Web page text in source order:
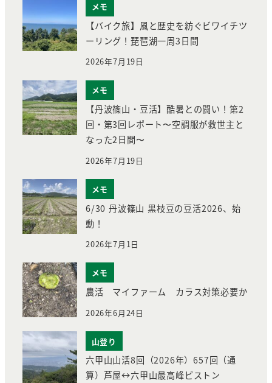
メモ
【バイク旅】風と歴史を紡ぐビワイチツ
ーリング！琵琶湖一周3日間
2026年7月19日
メモ
【丹波篠山・豆活】酷暑との闘い！第2
回・第3回レポート〜空調服が救世主と
なった2日間〜
2026年7月19日
メモ
6/30 丹波篠山 黒枝豆の豆活2026、始
動！
2026年7月1日
メモ
農活 マイファーム カラス対策必要か
2026年6月24日
山登り
六甲山山活8回（2026年）657回（通
算）芦屋↔︎六甲山最高峰ピストン